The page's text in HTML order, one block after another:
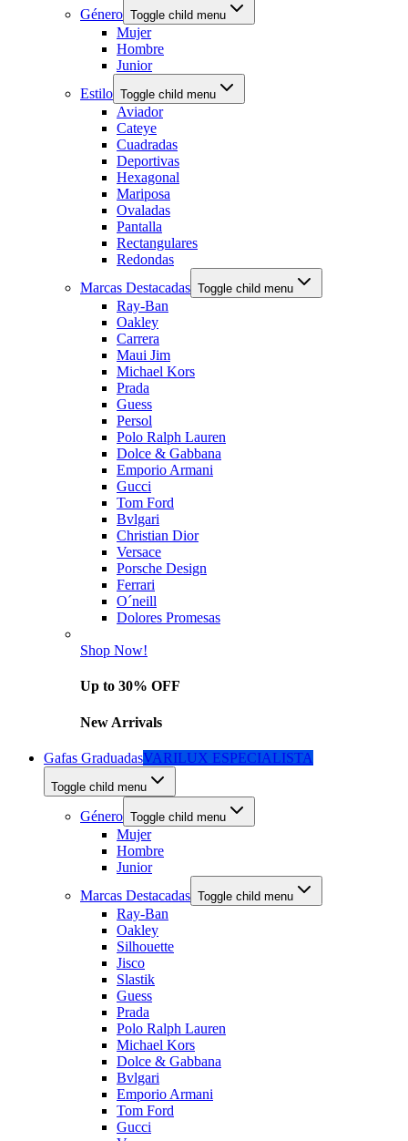
Género Toggle child menu
Mujer
Hombre
Junior
Estilo Toggle child menu
Aviador
Cateye
Cuadradas
Deportivas
Hexagonal
Mariposa
Ovaladas
Pantalla
Rectangulares
Redondas
Marcas Destacadas Toggle child menu
Ray-Ban
Oakley
Carrera
Maui Jim
Michael Kors
Prada
Guess
Persol
Polo Ralph Lauren
Dolce & Gabbana
Emporio Armani
Gucci
Tom Ford
Bvlgari
Christian Dior
Versace
Porsche Design
Ferrari
O´neill
Dolores Promesas
Shop Now!
Up to 30% OFF
New Arrivals
Gafas GraduadasVARILUX ESPECIALISTA
Toggle child menu
Género Toggle child menu
Mujer
Hombre
Junior
Marcas Destacadas Toggle child menu
Ray-Ban
Oakley
Silhouette
Jisco
Slastik
Guess
Prada
Polo Ralph Lauren
Michael Kors
Dolce & Gabbana
Bvlgari
Emporio Armani
Tom Ford
Gucci